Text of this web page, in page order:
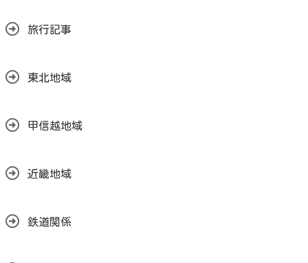
旅行記事
東北地域
甲信越地域
近畿地域
鉄道関係